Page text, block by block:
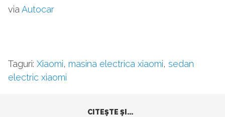
viaAutocar
Taguri: Xiaomi, masina electrica xiaomi, sedan
electric xiaomi
CITEŞTE ŞI...